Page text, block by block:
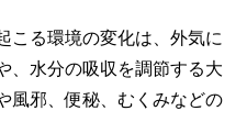
こる環境の変化は、外気に
、水分の吸収を調節する大
風邪、便秘、むくみなどの